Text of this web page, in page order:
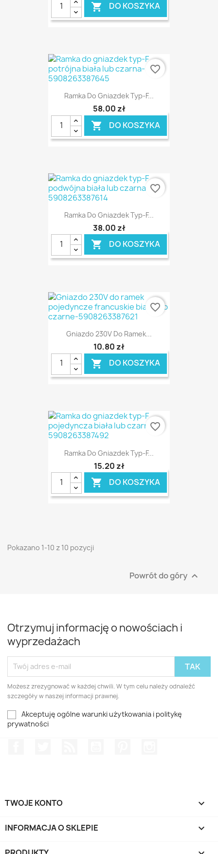
 DO KOSZYKA
Ramka Do Gniazdek Typ-F...
58,00 zł
 DO KOSZYKA
favorite_border
Ramka Do Gniazdek Typ-F...
38,00 zł
 DO KOSZYKA
favorite_border
Gniazdo 230V Do Ramek...
10,80 zł
 DO KOSZYKA
favorite_border
Ramka Do Gniazdek Typ-F...
15,20 zł
 DO KOSZYKA
favorite_border
Pokazano 1-10 z 10 pozycji
Powrót do góry 
Otrzymuj informację o nowościach i
wyprzedażach
Możesz zrezygnować w każdej chwili. W tym celu należy odnaleźć
szczegóły w naszej informacji prawnej.
Akceptuję ogólne warunki użytkowania i politykę
prywatności
TWOJE KONTO 
INFORMACJA O SKLEPIE keyboard_arrow_down